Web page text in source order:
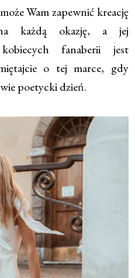
Wam zapewnić kreację
każdą okazję, a jej
fanaberii jest
o tej marce, gdy
poetycki dzień.